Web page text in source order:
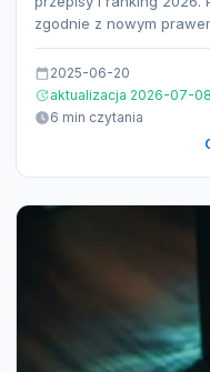
zgodnie z nowym
2025-06-20
aktualizacja 2026-07-08
6 min czytania